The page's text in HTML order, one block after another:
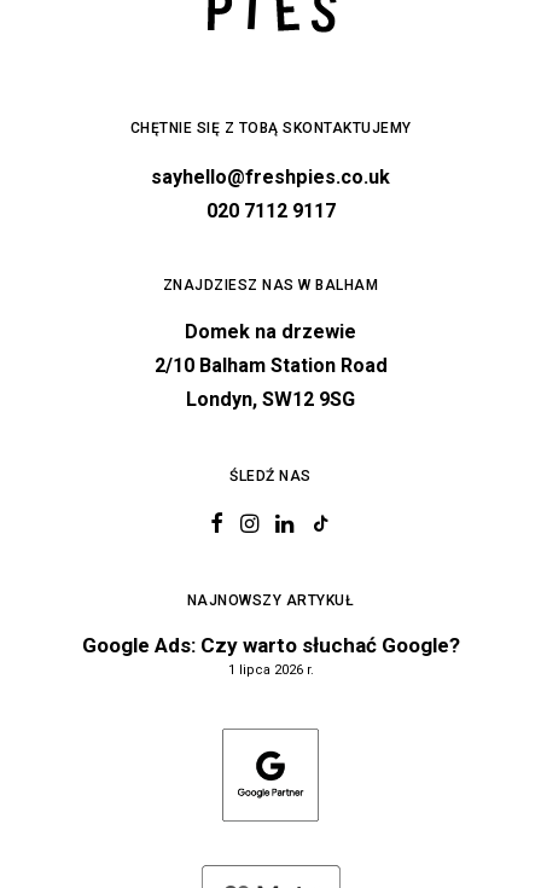
CHĘTNIE SIĘ Z TOBĄ SKONTAKTUJEMY
sayhello@freshpies.co.uk
020 7112 9117
ZNAJDZIESZ NAS W BALHAM
Domek na drzewie
2/10 Balham Station Road
Londyn, SW12 9SG
ŚLEDŹ NAS
NAJNOWSZY ARTYKUŁ
Google Ads: Czy warto słuchać Google?
1 lipca 2026 r.